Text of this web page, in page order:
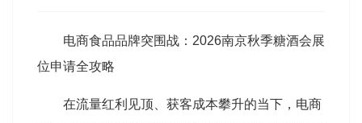
电商食品品牌突围战：2026南京秋季糖酒会展
位申请全攻略
在流量红利见顶、获客成本攀升的当下，电商